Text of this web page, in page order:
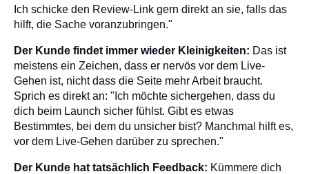
Ich schicke den Review-Link gern direkt an sie, falls das
hilft, die Sache voranzubringen."
Der Kunde findet immer wieder Kleinigkeiten: Das ist
meistens ein Zeichen, dass er nervös vor dem Live-
Gehen ist, nicht dass die Seite mehr Arbeit braucht.
Sprich es direkt an: "Ich möchte sichergehen, dass du
dich beim Launch sicher fühlst. Gibt es etwas
Bestimmtes, bei dem du unsicher bist? Manchmal hilft es,
vor dem Live-Gehen darüber zu sprechen."
Der Kunde hat tatsächlich Feedback: Kümmere dich